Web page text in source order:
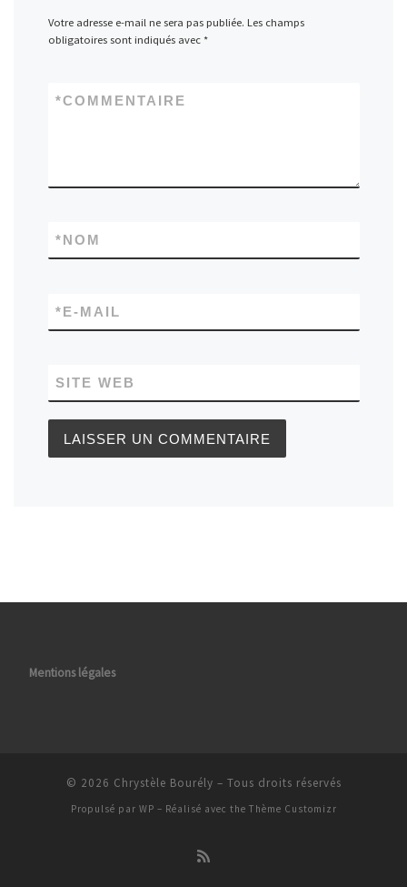
Votre adresse e-mail ne sera pas publiée. Les champs
obligatoires sont indiqués avec *
COMMENTAIRE
*
NOM
*
E-MAIL
*
SITE WEB
Mentions légales
© 2026 Chrystèle Bourély – Tous droits réservés
Propulsé par WP – Réalisé avec the Thème Customizr